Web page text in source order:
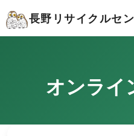
長野リサイクルセ
オンライ